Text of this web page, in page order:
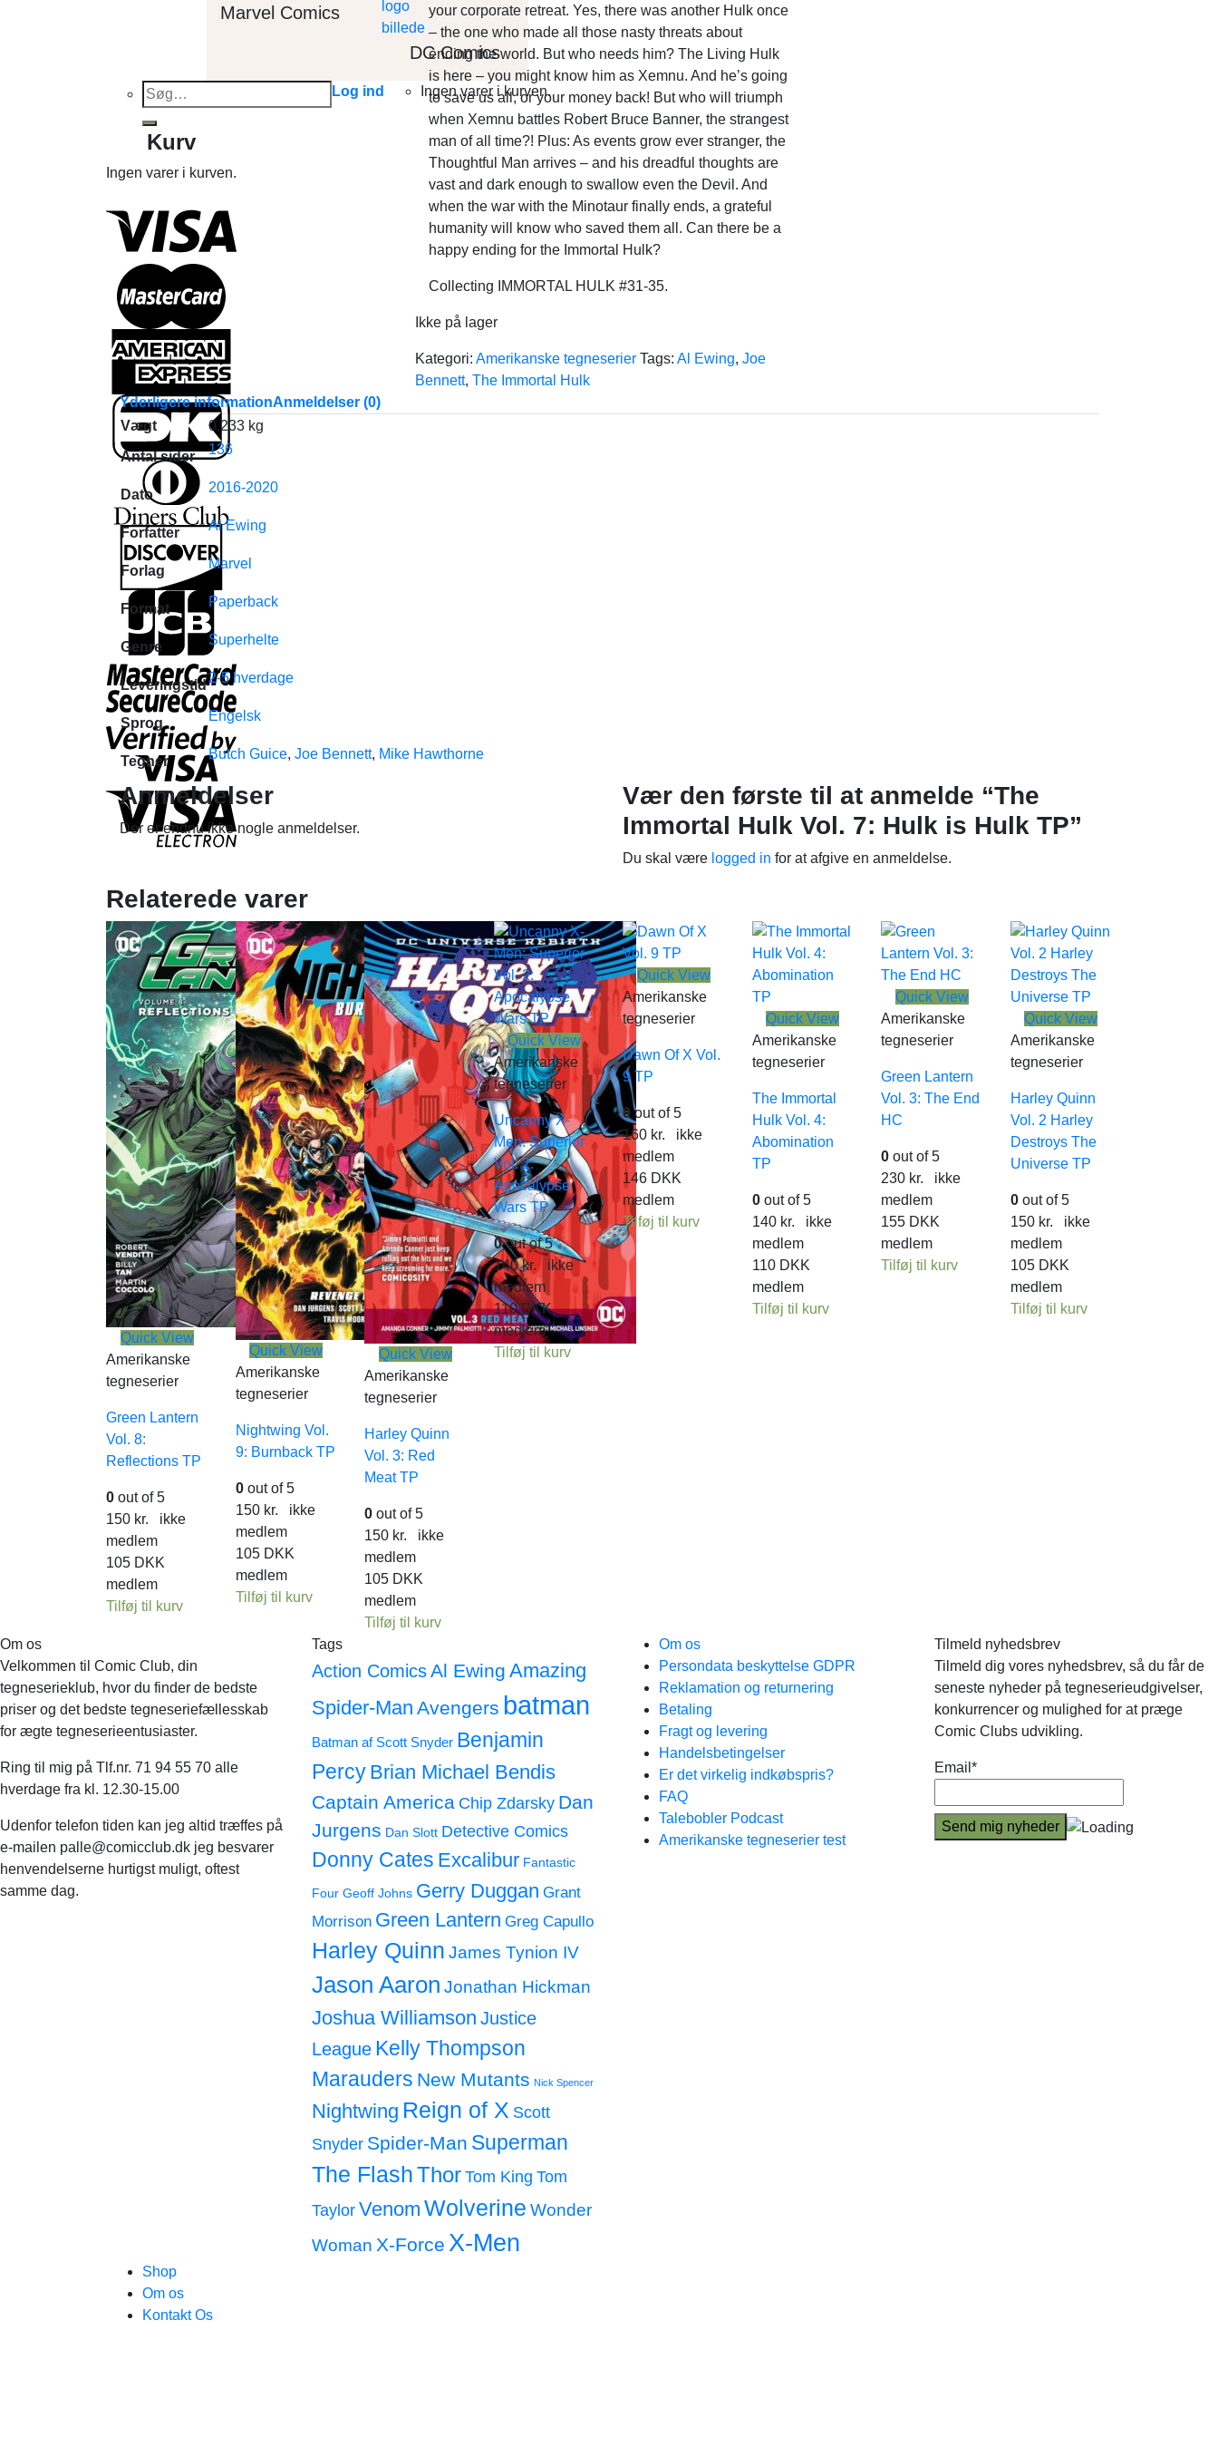
Marvel Comics
DC Comics
Søg
efter:
Log ind Ingen varer i kurven.
Kurv
Ingen varer i kurven.
your corporate retreat. Yes, there was another Hulk once
– the one who made all those nasty threats about
ending the world. But who needs him? The Living Hulk
is here – you might know him as Xemnu. And he’s going
to save us all, or your money back! But who will triumph
when Xemnu battles Robert Bruce Banner, the strangest
man of all time?! Plus: As events grow ever stranger, the
Thoughtful Man arrives – and his dreadful thoughts are
vast and dark enough to swallow even the Devil. And
when the war with the Minotaur finally ends, a grateful
humanity will know who saved them all. Can there be a
happy ending for the Immortal Hulk?
Collecting IMMORTAL HULK #31-35.
Ikke på lager
Kategori: Amerikanske tegneserier Tags: Al Ewing, Joe
Bennett, The Immortal Hulk
Yderligere informationAnmeldelser (0)
Vægt
0.233 kg
Antal sider
136
Dato 2016-2020
Forfatter Al Ewing
Forlag Marvel
Format Paperback
Genre Superhelte
Leveringstid2-5 hverdage
Sprog Engelsk
Tegner Butch Guice, Joe Bennett, Mike Hawthorne
Anmeldelser
Der er endnu ikke nogle anmeldelser.
Vær den første til at anmelde “The
Immortal Hulk Vol. 7: Hulk is Hulk TP”
Du skal være logged in for at afgive en anmeldelse.
Relaterede varer
Quick View
Amerikanske
tegneserier
Green Lantern
Vol. 8:
Reflections TP
0 out of 5
150 kr. ikke
medlem
105 DKK
medlem
Tilføj til kurv
Quick View
Amerikanske
tegneserier
Nightwing Vol.
9: Burnback TP
0out of 5
150 kr. ikke
medlem
105 DKK
medlem
Tilføj til kurv
Quick View
Amerikanske
tegneserier
Harley Quinn
Vol. 3: Red
Meat TP
0 out of 5
150 kr. ikke
medlem
105 DKK
medlem
Tilføj til kurv
Quick View
Amerikanske
tegneserier
Uncanny X-
Men: Superior
Vol. 2:
Apocalypse
Wars TP
0out of 5
140kr. ikke
medlem
110DKK
medlem
Tilføj til kurv
Quick View
Amerikanske
tegneserier
Dawn Of X Vol.
9 TP
0out of 5
160 kr. ikke
medlem
146 DKK
medlem
Tilføj til kurv
Quick View
Amerikanske
tegneserier
The Immortal
Hulk Vol. 4:
Abomination
TP
0out of 5
140 kr. ikke
medlem
110 DKK
medlem
Tilføj til kurv
Quick View
Amerikanske
tegneserier
Green Lantern
Vol. 3: The End
HC
0 out of 5
230 kr. ikke
medlem
155 DKK
medlem
Tilføj til kurv
Quick View
Amerikanske
tegneserier
Harley Quinn
Vol. 2 Harley
Destroys The
Universe TP
0out of 5
150 kr. ikke
medlem
105 DKK
medlem
Tilføj til kurv
Om os
Velkommen til Comic Club, din
tegneserieklub, hvor du finder de bedste
priser og det bedste tegneseriefællesskab
for ægte tegneserieentusiaster.
Ring til mig på Tlf.nr. 71 94 55 70 alle
hverdage fra kl. 12.30-15.00
Udenfor telefon tiden kan jeg altid træffes på
e-mailen palle@comicclub.dk jeg besvarer
henvendelserne hurtigst muligt, oftest
samme dag.
Tags
Action Comics Al Ewing Amazing
Spider-Man Avengers batman
Batman af Scott Snyder Benjamin
Percy Brian Michael Bendis
Captain America Chip Zdarsky Dan
Jurgens Dan Slott Detective Comics
Donny Cates Excalibur Fantastic
Four Geoff Johns Gerry Duggan Grant
Morrison Green Lantern Greg Capullo
Harley Quinn James Tynion IV
Jason Aaron Jonathan Hickman
Joshua Williamson Justice
League Kelly Thompson
Marauders New Mutants Nick Spencer
Nightwing Reign of X Scott
Snyder Spider-Man Superman
The FlashThor Tom King Tom
Taylor Venom Wolverine Wonder
Woman X-Force X-Men
Om os
Persondata beskyttelse GDPR
Reklamation og returnering
Betaling
Fragt og levering
Handelsbetingelser
Er det virkelig indkøbspris?
FAQ
Talebobler Podcast
Amerikanske tegneserier test
Tilmeld nyhedsbrev
Tilmeld dig vores nyhedsbrev, så du får de
seneste nyheder på tegneserieudgivelser,
konkurrencer og mulighed for at præge
Comic Clubs udvikling.
Email*
Shop
Om os
Kontakt Os